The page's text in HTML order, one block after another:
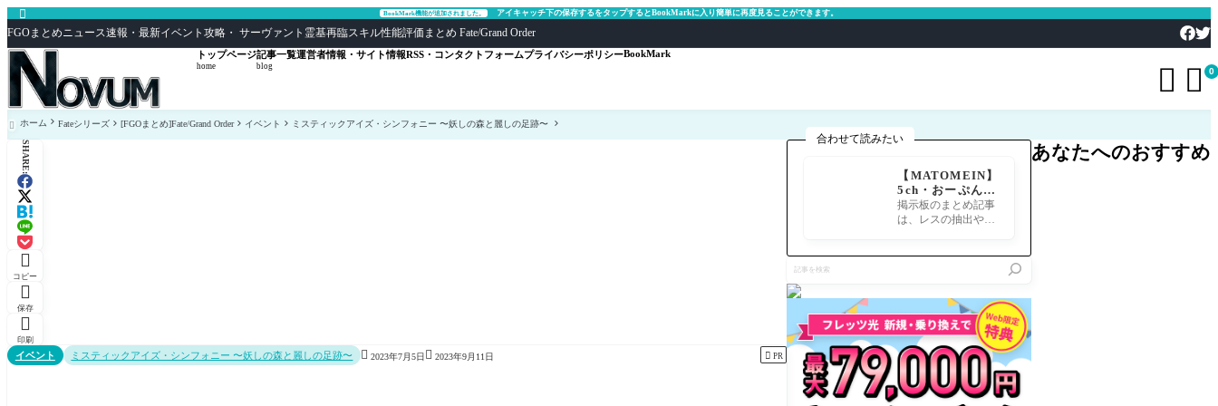
 BookMark機能が追加されました。 アイキャッチ下の保存するをタップするとBookMarkに入り簡単に再度見ることができます。
FGOまとめニュース速報・最新イベント攻略・ サーヴァント霊基再臨スキル性能評価まとめ Fate/Grand Order
トップページ
home
記事一覧
blog
運営者情報・サイト情報RSS・コンタクトフォームプライバシーポリシーBookMark
  0
 ホーム Fateシリーズ [FGOまとめ]Fate/Grand Order イベント ミスティックアイズ・シンフォニー 〜妖しの森と麗しの足跡〜
SHARE:

コピー

保存

印刷
イベント ミスティックアイズ・シンフォニー 〜妖しの森と麗しの足跡〜  2023年7月5日  2023年9月11日  PR
合わせて読みたい
【MATOMEIN】
5ch・おーぷん2
ちゃん・したら
ば・ガルちゃん・
掲示板のまとめ記事
は、レスの抽出や整
を
検
あなたへのおすすめ